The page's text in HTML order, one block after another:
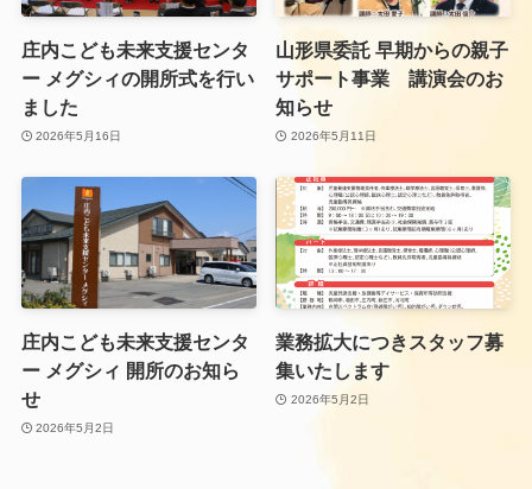
庄内こども未来支援センタ
ー メグシィの開所式を行い
ました
2026年5月16日
山形県委託 早期からの親子
サポート事業 講演会のお
知らせ
2026年5月11日
庄内こども未来支援センタ
ー メグシィ 開所のお知ら
せ
2026年5月2日
業務拡大につきスタッフ募
集いたします
2026年5月2日